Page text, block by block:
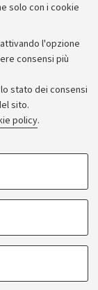
solo con i cookie
l'opzione
consensi più
stato dei consensi
sito.
policy.
per il corretto
- Università di
01131710376 -
Cookie